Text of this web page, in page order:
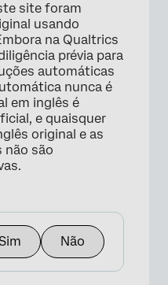
site foram
usando
na Qualtrics
prévia para
automáticas
nunca é
em inglês é
e quaisquer
original e as
são
Sim Não